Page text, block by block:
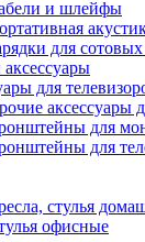
и шлейфы
для
для
аксессуары
для
для
стулья
офисные